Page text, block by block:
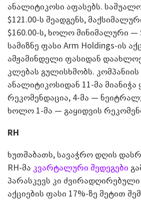
ანალიტიკოსი აფასებს.
$121.00-ს შეადგენს,
$160.00-ს, ხოლო მინიმალური —
სამიზნე ფასი Arm Holdings-ის
ამჟამინდელი ფასიდან
კლებას გულისხმობს. კომპანიის
ანალიტიკოსიდან 11-მა მიანიჭა
რეკომენდაცია, 4-მა —
ხოლო 1-მა — გაყიდვის
RH
ხუთშაბათს, სავაჭრო დღის
RH-მა კვარტალური შედეგები
პარასკევს კი ძვირადღირებული
აქციების ფასი 17%-ზე მეტით